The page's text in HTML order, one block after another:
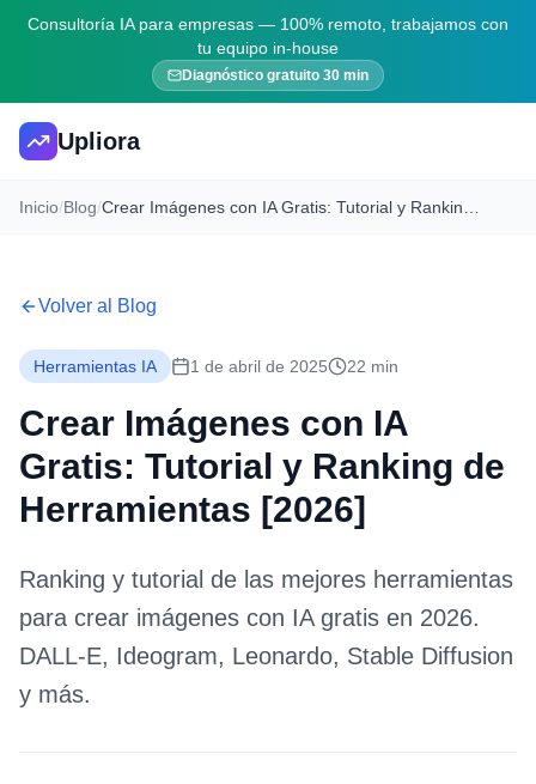
Consultoría IA para empresas — 100% remoto, trabajamos con
tu equipo in-house
Diagnóstico gratuito 30 min
Upliora
Inicio/Blog/
Volver al Blog
Herramientas IA 1 de abril de 2025 22 min
Crear Imágenes con IA
Gratis: Tutorial y Ranking de
Herramientas [2026]
Ranking y tutorial de las mejores herramientas
para crear imágenes con IA gratis en 2026.
DALL-E, Ideogram, Leonardo, Stable Diffusion
y más.